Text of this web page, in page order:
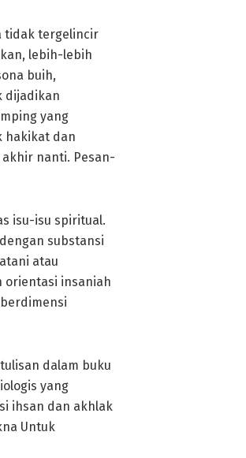
tidak tergelincir
lebih-lebih
buih,
dijadikan
yang
hakikat dan
nanti. Pesan-
isu-isu spiritual.
substansi
atau
orientasi insaniah
dalam buku
yang
ihsan dan akhlak
Untuk